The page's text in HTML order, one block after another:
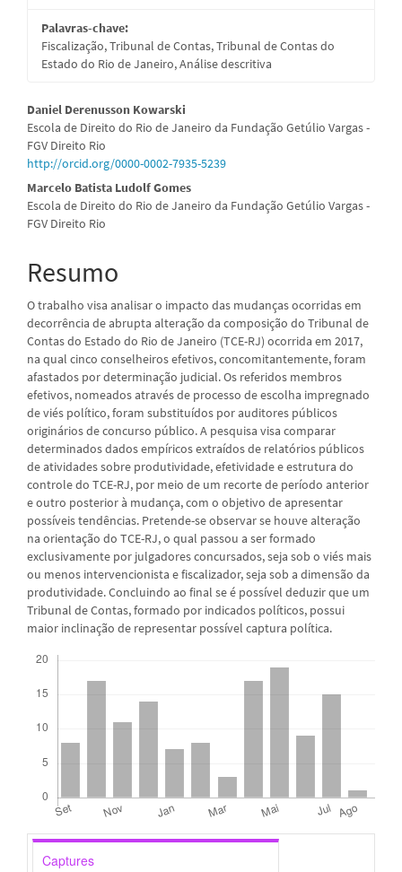
Palavras-chave:
Fiscalização, Tribunal de Contas, Tribunal de Contas do
Estado do Rio de Janeiro, Análise descritiva
Conteúdo
do
artigo
principal
Daniel Derenusson Kowarski
Escola de Direito do Rio de Janeiro da Fundação Getúlio Vargas -
FGV Direito Rio
http://orcid.org/0000-0002-7935-5239
Marcelo Batista Ludolf Gomes
Escola de Direito do Rio de Janeiro da Fundação Getúlio Vargas -
FGV Direito Rio
Resumo
O trabalho visa analisar o impacto das mudanças ocorridas em
decorrência de abrupta alteração da composição do Tribunal de
Contas do Estado do Rio de Janeiro (TCE-RJ) ocorrida em 2017,
na qual cinco conselheiros efetivos, concomitantemente, foram
afastados por determinação judicial. Os referidos membros
efetivos, nomeados através de processo de escolha impregnado
de viés político, foram substituídos por auditores públicos
originários de concurso público. A pesquisa visa comparar
determinados dados empíricos extraídos de relatórios públicos
de atividades sobre produtividade, efetividade e estrutura do
controle do TCE-RJ, por meio de um recorte de período anterior
e outro posterior à mudança, com o objetivo de apresentar
possíveis tendências. Pretende-se observar se houve alteração
na orientação do TCE-RJ, o qual passou a ser formado
exclusivamente por julgadores concursados, seja sob o viés mais
ou menos intervencionista e fiscalizador, seja sob a dimensão da
produtividade. Concluindo ao final se é possível deduzir que um
Tribunal de Contas, formado por indicados políticos, possui
maior inclinação de representar possível captura política.
Captures